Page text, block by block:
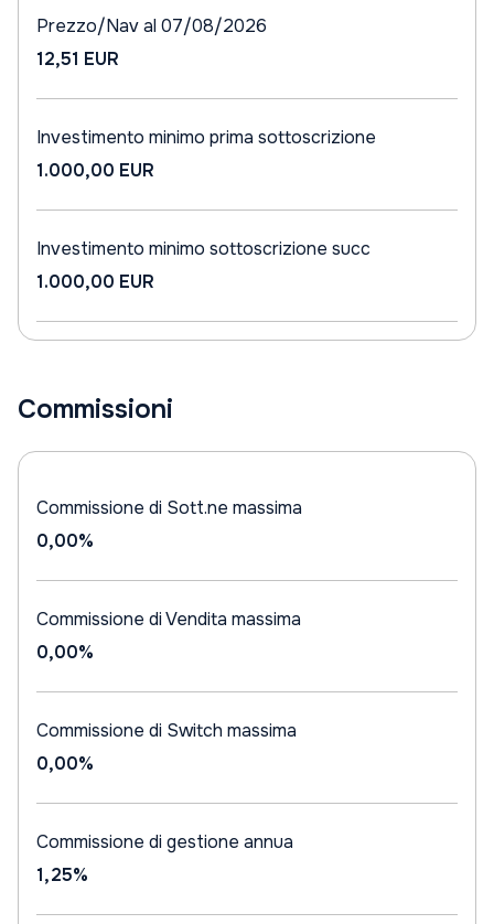
Prezzo/Nav al 07/08/2026
12,51 EUR
Investimento minimo prima sottoscrizione
1.000,00 EUR
Investimento minimo sottoscrizione succ
1.000,00 EUR
Commissioni
Commissione di Sott.ne massima
0,00%
Commissione di Vendita massima
0,00%
Commissione di Switch massima
0,00%
Commissione di gestione annua
1,25%